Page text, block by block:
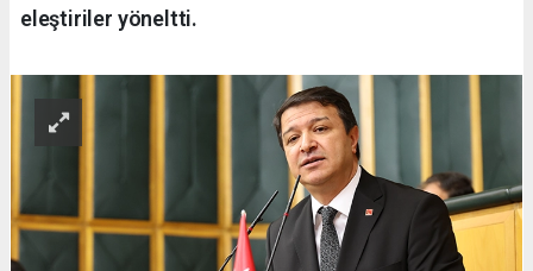
eleştiriler yöneltti.